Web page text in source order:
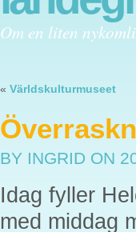
Om en liten
« Världskulturmuseet
BY INGRID ON
Idag fyller
med middag